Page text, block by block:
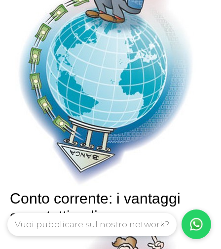
Conto corrente: i vantaggi
sono tutti online
Vuoi pubblicare sul nostro network?